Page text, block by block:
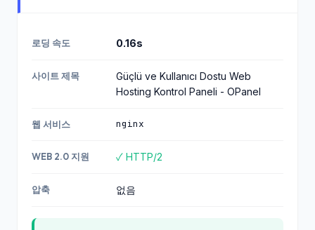
로딩 속도 0.16s
사이트 제목
Güçlü ve Kullanıcı Dostu Web
Hosting Kontrol Paneli - OPanel
웹 서비스 nginx
WEB 2.0 지원 ✓ HTTP/2
압축 없음